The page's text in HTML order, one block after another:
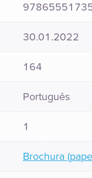
30.01.2022
164
Português
1
Brochura